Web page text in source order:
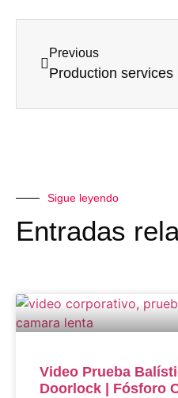
Previous
Production services
Sigue leyendo
Entradas
Video Prueba
Doorlock | Fósforo